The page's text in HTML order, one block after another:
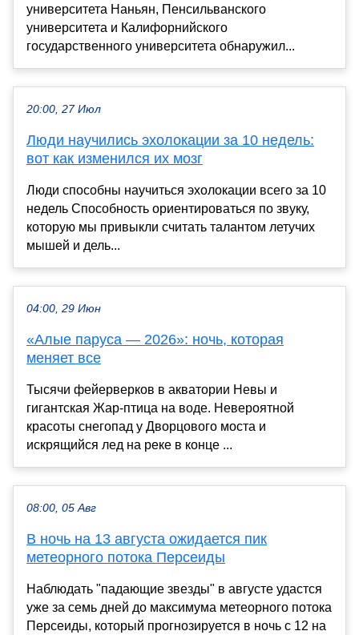
университета Наньян, Пенсильванского
университета и Калифорнийского
государственного университета обнаружил...
20:00, 27 Июл
Люди научились эхолокации за 10 недель:
вот как изменился их мозг
Люди способны научиться эхолокации всего за 10
недель Способность ориентироваться по звуку,
которую мы привыкли считать талантом летучих
мышей и дель...
04:00, 29 Июн
«Алые паруса — 2026»: ночь, которая
меняет все
Тысячи фейерверков в акватории Невы и
гигантская Жар-птица на воде. Невероятной
красоты снегопад у Дворцового моста и
искрящийся лед на реке в конце ...
08:00, 05 Авг
В ночь на 13 августа ожидается пик
метеорного потока Персеиды
Наблюдать "падающие звезды" в августе удастся
уже за семь дней до максимума метеорного потока
Персеиды, который прогнозируется в ночь с 12 на